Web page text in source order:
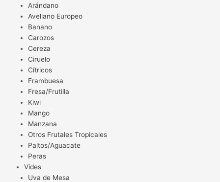
Arándano
Avellano Europeo
Banano
Carozos
Cereza
Ciruelo
Cítricos
Frambuesa
Fresa/Frutilla
Kiwi
Mango
Manzana
Otros Frutales Tropicales
Paltos/Aguacate
Peras
Vides
Uva de Mesa